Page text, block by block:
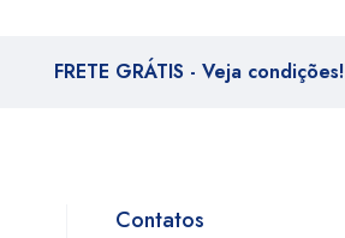
FRETE GRÁTIS - Veja condições!
Contatos